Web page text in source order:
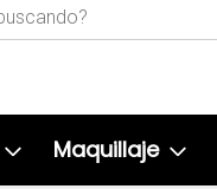
Maquillaje